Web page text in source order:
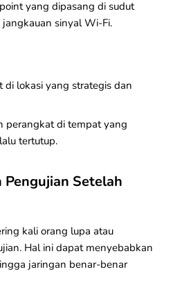
yang dipasang di sudut
sinyal Wi-Fi.
di lokasi yang strategis dan
perangkat di tempat yang
tertutup.
Setelah
kali orang lupa atau
Hal ini dapat menyebabkan
jaringan benar-benar